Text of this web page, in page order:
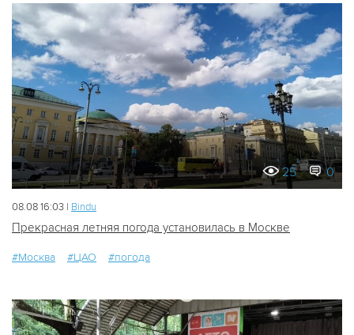
25 0
08.08 16:03 | Bindu
Прекрасная летняя погода установилась в Москве
#Москва #ЦАО #погода